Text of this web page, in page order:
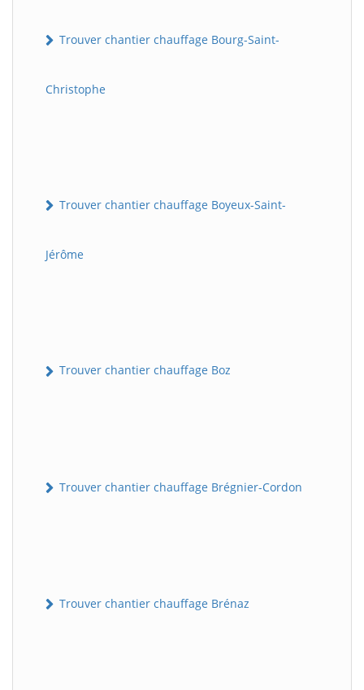
Trouver chantier chauffage Bourg-Saint-
Christophe
Trouver chantier chauffage Boyeux-Saint-
Jérôme
Trouver chantier chauffage Boz
Trouver chantier chauffage Brégnier-Cordon
Trouver chantier chauffage Brénaz